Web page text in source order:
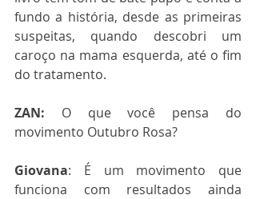
fundo a história, desde as primeiras
suspeitas, quando descobri um
caroço na mama esquerda, até o fim
do tratamento.
ZAN: O que você pensa do
movimento Outubro Rosa?
Giovana: É um movimento que
funciona com resultados ainda